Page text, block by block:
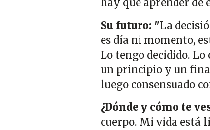
hay que aprender de
Su futuro: "La
es día ni momento,
Lo tengo decidido.
un principio y un
luego consensuado
¿Dónde y cómo te
cuerpo. Mi vida está